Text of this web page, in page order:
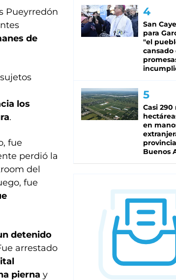
Pueyrredón
de
los
.
fue
perdió la
del
fue
detenido
arrestado
pierna y
San
para
"el
cansado
Casi 290
en
Buenos